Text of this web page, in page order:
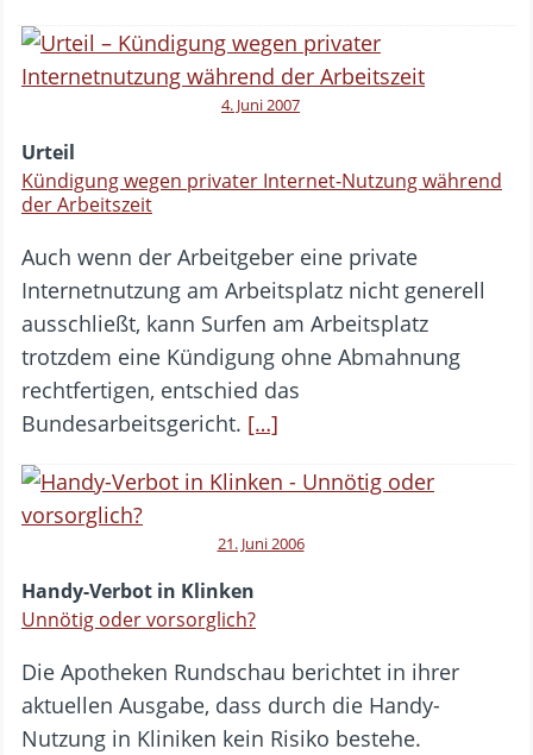
4. Juni 2007
Urteil
Kündigung wegen privater Internet-Nutzung während
der Arbeitszeit
Auch wenn der Arbeitgeber eine private
Internetnutzung am Arbeitsplatz nicht generell
ausschließt, kann Surfen am Arbeitsplatz
trotzdem eine Kündigung ohne Abmahnung
rechtfertigen, entschied das
Bundesarbeitsgericht. […]
21. Juni 2006
Handy-Verbot in Klinken
Unnötig oder vorsorglich?
Die Apotheken Rundschau berichtet in ihrer
aktuellen Ausgabe, dass durch die Handy-
Nutzung in Kliniken kein Risiko bestehe.